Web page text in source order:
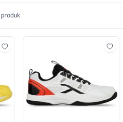
produk